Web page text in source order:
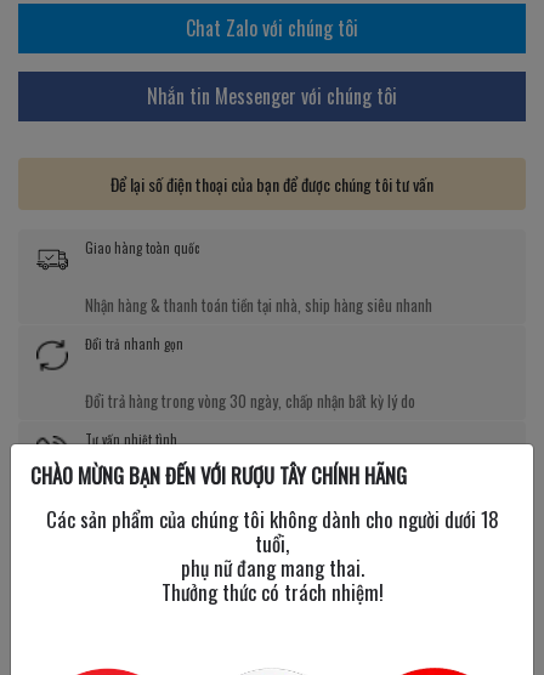
Chat Zalo với chúng tôi
Nhắn tin Messenger với chúng tôi
Để lại số điện thoại của bạn để được chúng tôi tư vấn
Giao hàng toàn quốc
Nhận hàng & thanh toán tiền tại nhà, ship hàng siêu nhanh
Đổi trả nhanh gọn
Đổi trả hàng trong vòng 30 ngày, chấp nhận bất kỳ lý do
Tư vấn nhiệt tình
Đội ngũ chuyên viên tư vấn có kiến thức chuẩn về rượu ngoại
Giá tốt kèm quà tặng
Nhiều chương trình giảm giá, tặng quà cực giá trị
CHÀO MỪNG BẠN ĐẾN VỚI RƯỢU TÂY CHÍNH HÃNG
Các sản phẩm của chúng tôi không dành cho người dưới 18
tuổi,
phụ nữ đang mang thai.
Thưởng thức có trách nhiệm!